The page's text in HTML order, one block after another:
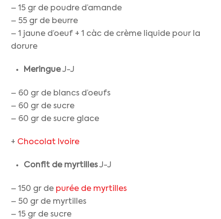
– 15 gr de poudre d’amande
– 55 gr de beurre
– 1 jaune d’oeuf + 1 càc de crème liquide pour la
dorure
MeringueJ-J
– 60 gr de blancs d’oeufs
– 60 gr de sucre
– 60 gr de sucre glace
+ Chocolat Ivoire
Confit de myrtillesJ-J
– 150 gr de purée de myrtilles
– 50 gr de myrtilles
– 15 gr de sucre